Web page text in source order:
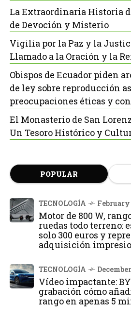
La Extraordinaria Historia
de Devoción y Misterio
Vigilia por la Paz y la
Llamado a la Oración y la
Obispos de Ecuador piden
de ley sobre reproducción
preocupaciones éticas y
El Monasterio de San
Un Tesoro Histórico y
POPULAR
TECNOLOGÍA February
Motor de 800 W,
ruedas todo terreno:
solo 300 euros y
adquisición
TECNOLOGÍA
Vídeo impactante:
grabación cómo
rango en apenas 5